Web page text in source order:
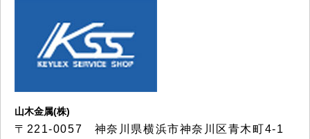
山木金属(株)
〒221-0057 神奈川県横浜市神奈川区青木町4-1